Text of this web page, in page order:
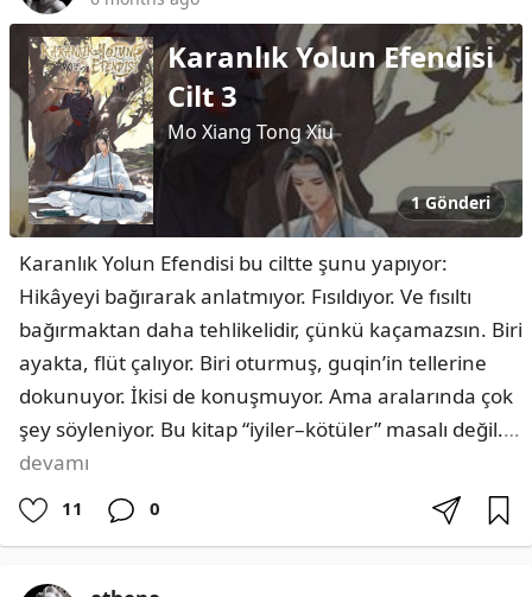
Karanlık Yolun Efendisi
Cilt 3
Mo Xiang Tong Xiu
1 Gönderi
Karanlık Yolun Efendisi bu ciltte şunu yapıyor:
Hikâyeyi bağırarak anlatmıyor. Fısıldıyor. Ve fısıltı
bağırmaktan daha tehlikelidir, çünkü kaçamazsın. Biri
ayakta, flüt çalıyor. Biri oturmuş, guqin’in tellerine
dokunuyor. İkisi de konuşmuyor. Ama aralarında çok
şey söyleniyor. Bu kitap “iyiler–kötüler” masalı değil.…
devamı
11 0